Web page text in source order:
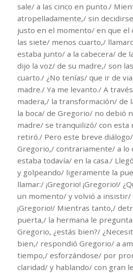
sale/ a las cinco en punto./
atropelladamente,/ sin
justo en el momento/ en que el
las siete/ menos cuarto,/
estaba junto/ a la cabecera/ de
dijo la voz/ de su madre,/ son
cuarto./ ¿No tenías/ que ir de
madre./ Ya me levanto./ A
madera,/ la transformación/ de
la boca/ de Gregorio/ no debió
madre/ se tranquilizó/ con esta
retiró./ Pero este breve
Gregorio,/ contrariamente/ a lo
estaba todavía/ en la casa./
y golpeando/ ligeramente la
llamar:/ ¡Gregorio! ¡Gregorio!/
un momento/ y volvió a insistir/
¡Gregorio!/ Mientras tanto,/
puerta,/ la hermana le
Gregorio, ¿estás bien?/
bien,/ respondió Gregorio/ a
tiempo,/ esforzándose/ por
claridad/ y hablando/ con gran